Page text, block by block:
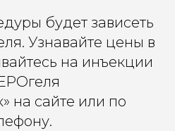
будет зависеть
Узнавайте цены в
на инъекции
на сайте или по